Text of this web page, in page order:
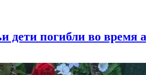
дети погибли во